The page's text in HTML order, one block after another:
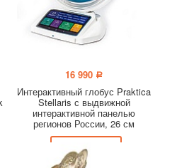
16 990 a
Интерактивный глобус Praktica
Stellaris с выдвижной
интерактивной панелью
регионов России, 26 см
ПОДРОБНЕЕ